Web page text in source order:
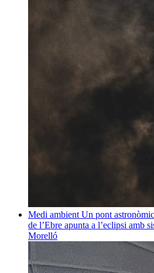
Medi ambient Un pont
de l’Ebre apunta a l’eclipsi amb
Morelló